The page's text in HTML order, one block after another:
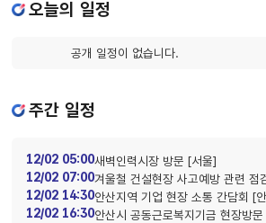
오늘의 일정
공개 일정이 없습니다.
주간 일정
12/02 05:00새벽인력시장 방문 [서울]
12/02 07:00겨울철 건설현장 사고예방 관련 점
12/02 14:30안산지역 기업 현장 소통 간담회 [
12/02 16:30안산시 공동근로복지기금 현장방